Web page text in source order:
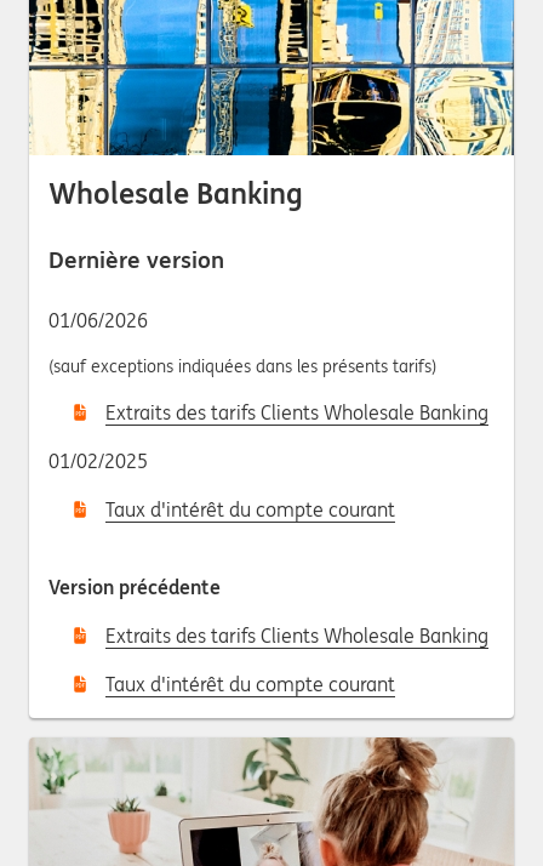
Wholesale Banking
Dernière version
01/06/2026
(sauf exceptions indiquées dans les présents tarifs)
Extraits des tarifs Clients Wholesale Banking
01/02/2025
Taux d'intérêt du compte courant
Version précédente
Extraits des tarifs Clients Wholesale Banking
Taux d'intérêt du compte courant